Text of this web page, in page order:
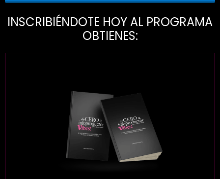
INSCRIBIÉNDOTE HOY AL PROGRAMA
OBTIENES: